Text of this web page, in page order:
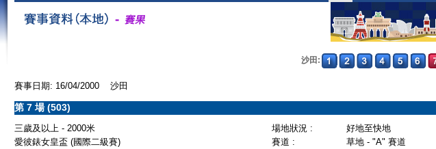
沙田:
賽事日期: 16/04/2000 沙田
第 7 場 (503)
三歲及以上 - 2000米 場地狀況 :
好地至快地
愛彼錶女皇盃 (國際二級賽)
賽道 :
草地 - "A" 賽道